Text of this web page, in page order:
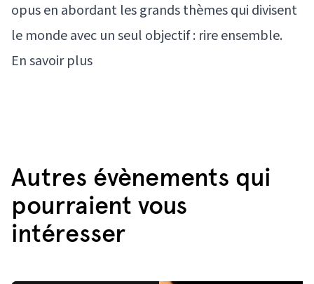
opus en abordant les grands thèmes qui divisent
le monde avec un seul objectif : rire ensemble.
En savoir plus
Autres évènements qui
pourraient vous
intéresser